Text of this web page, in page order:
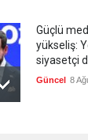
Güçlü
yükseliş:
siyasetçi
Güncel 8